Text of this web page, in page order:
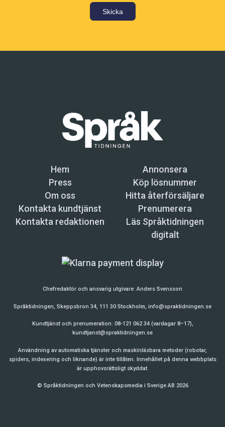
Skicka
Hem
Annonsera
Press
Köp lösnummer
Om oss
Hitta återförsäljare
Kontakta kundtjänst
Prenumerera
Kontakta redaktionen
Läs Språktidningen
digitalt
Chefredaktör och ansvarig utgivare:Anders Svensson
Språktidningen, Skeppsbron 34, 111 30 Stockholm, info@spraktidningen.se
Kundtjänst och prenumeration: 08-121 062 34 (vardagar 8–17),
kundtjanst@spraktidningen.se
Användning av automatiska tjänster och maskinläsbara metoder (robotar,
spiders, indexering och liknande) är inte tillåten. Innehållet på denna webbplats
är upphovsrättsligt skyddat.
© Språktidningen och Vetenskapsmedia i Sverige AB 2026